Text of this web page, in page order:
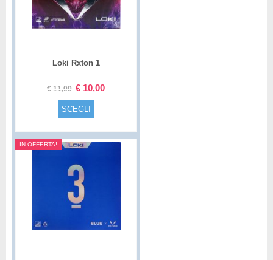
Loki Rxton 1
€11,00 € 10,00
SCEGLI
IN OFFERTA!